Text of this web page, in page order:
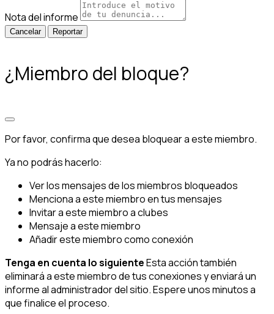
Nota del informe
Reportar
¿Miembro del bloque?
Por favor, confirma que desea bloquear a este miembro.
Ya no podrás hacerlo:
Ver los mensajes de los miembros bloqueados
Menciona a este miembro en tus mensajes
Invitar a este miembro a clubes
Mensaje a este miembro
Añadir este miembro como conexión
Tenga en cuenta lo siguienteEsta acción también
eliminará a este miembro de tus conexiones y enviará un
informe al administrador del sitio. Espere unos minutos a
que finalice el proceso.